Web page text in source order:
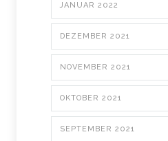
JANUAR 2022
DEZEMBER 2021
NOVEMBER 2021
OKTOBER 2021
SEPTEMBER 2021